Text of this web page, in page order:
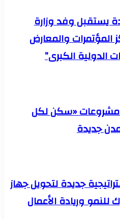
يستقبل وفد وزارة
المؤتمرات والمعارض
الدولية الكبرى”
مشروعات «سكن لكل
جديدة لتحويل جهاز
وريادة الأعمال